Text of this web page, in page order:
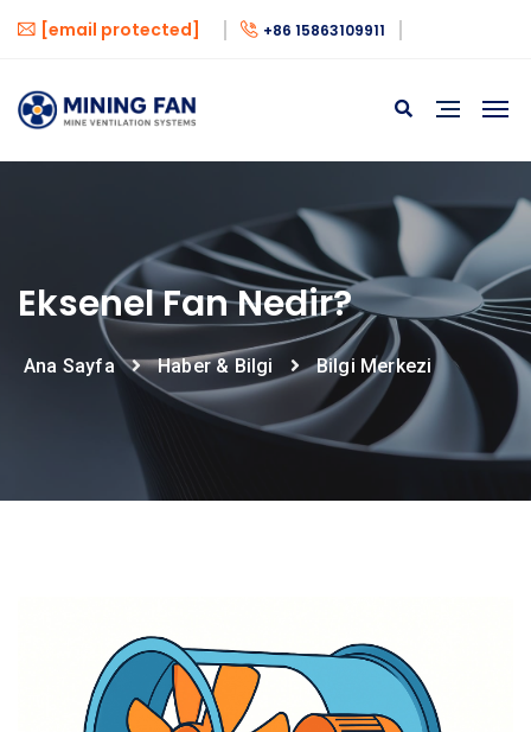
[email protected] +86 15863109911
Eksenel Fan Nedir?
Ana Sayfa Haber & Bilgi Bilgi Merkezi